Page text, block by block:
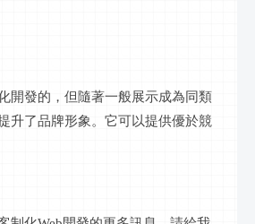
開發的，但隨著一般展示成為同類
升了品牌形象。它可以提供優於競